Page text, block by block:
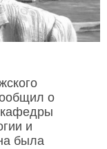
о
кафедры
и
была